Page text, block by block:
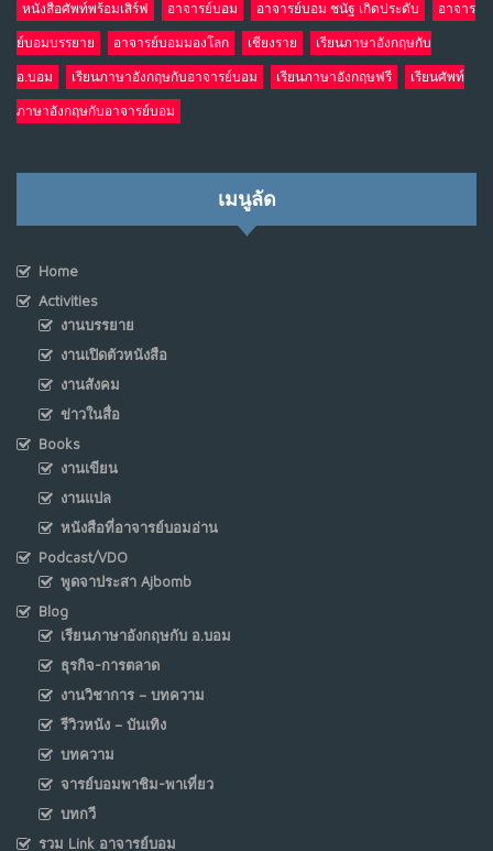
หนังสือศัพท์พร้อมเสิร์ฟ อาจารย์บอม อาจารย์บอม ชนัฐ เกิดประดับ อาจาร
ย์บอมบรรยาย อาจารย์บอมมองโลก เชียงราย เรียนภาษาอังกฤษกับ
อ.บอม เรียนภาษาอังกฤษกับอาจารย์บอม เรียนภาษาอังกฤษฟรี เรียนศัพท์
ภาษาอังกฤษกับอาจารย์บอม
เมนูลัด
Home
Activities
งานบรรยาย
งานเปิดตัวหนังสือ
งานสังคม
ข่าวในสื่อ
Books
งานเขียน
งานแปล
หนังสือที่อาจารย์บอมอ่าน
Podcast/VDO
พูดจาประสา Ajbomb
Blog
เรียนภาษาอังกฤษกับ อ.บอม
ธุรกิจ-การตลาด
งานวิชาการ – บทความ
รีวิวหนัง – บันเทิง
บทความ
จารย์บอมพาชิม-พาเที่ยว
บทกวี
รวม Link อาจารย์บอม